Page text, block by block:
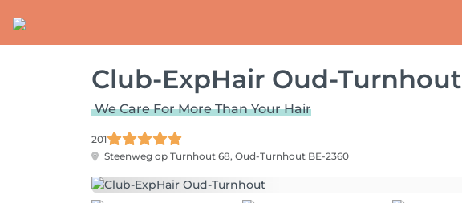
Club-ExpHair Oud-Turnhout
We Care For More Than Your Hair
201
Steenweg op Turnhout 68, Oud-Turnhout BE-2360